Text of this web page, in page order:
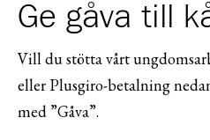
Ge gåva till
Vill du stötta vårt
eller Plusgiro-betalning
med ”Gåva”.